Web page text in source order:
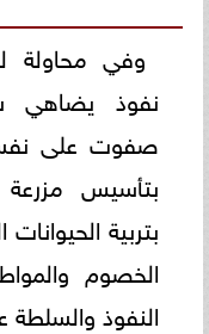
وفي محاولة
نفوذ يضاهي
صفوت على
بتأسيس
بتربية
الخصوم
النفوذ والسلطة